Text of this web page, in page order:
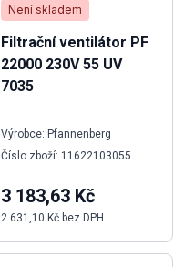
Není skladem
Filtrační ventilátor PF
22000 230V 55 UV
7035
Výrobce: Pfannenberg
Číslo zboží: 11622103055
3 183,63 Kč
2 631,10 Kč bez DPH